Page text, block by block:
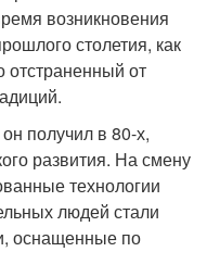
возникновения
столетия, как
отстраненный от
получил в 80-х,
развития. На смену
технологии
людей стали
оснащенные по